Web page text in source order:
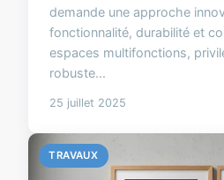
demande une approche
fonctionnalité, durabilité et
espaces multifonctions,
robuste...
25 juillet 2025
TRAVAUX